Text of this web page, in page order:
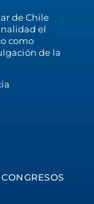
de Chile
el
como
de la